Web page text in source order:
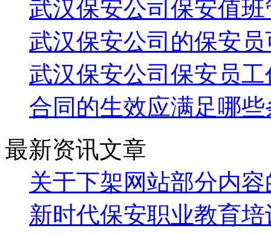
武汉保安公司保安值
武汉保安公司的保安
武汉保安公司保安员
合同的生效应满足哪些
最新资讯文章
关于下架网站部分内
新时代保安职业教育